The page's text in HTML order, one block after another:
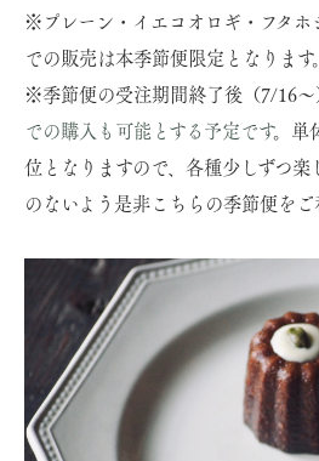
※プレーン・イエコオロギ・フタホ
での販売は本季節便限定となります。
※季節便の受注期間終了後（7/16～
での購入も可能とする予定です。単
位となりますので、各種少しずつ
のないよう是非こちらの季節便をご